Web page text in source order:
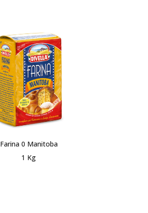
Farina 0 Manitoba
1 Kg